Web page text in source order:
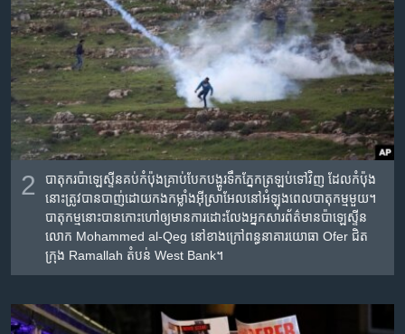
2
បាតុករ​ប៉ាឡេស្ទីន​គប់​កំប៉ុង​គ្រាប់បែក​បង្ហូរ​ទឹក​ភ្នែក​ត្រឡប់​ទៅ​វិញ ដែល​កំប៉ុង​
នោះ​ត្រូវ​បាន​បាញ់​ដោយ​កងកម្លាំង​អ៊ីស្រាអែល​នៅ​អំឡុងពេល​បាតុកម្ម​មួយ។
បាតុកម្ម​នោះ​បាន​កោះហៅ​ឲ្យ​មាន​ការ​ដោះលែង​អ្នកសារព័ត៌មាន​ប៉ាឡេស្ទីន​
លោក Mohammed al-Qeg នៅ​ខាង​ក្រៅ​ពន្ធនាគារ​យោធា​ Ofer ជិត​
ក្រុង​ Ramallah តំបន់​ West Bank។